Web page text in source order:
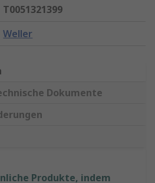
T0051321399
Weller
Dokumente
Produkte, indem